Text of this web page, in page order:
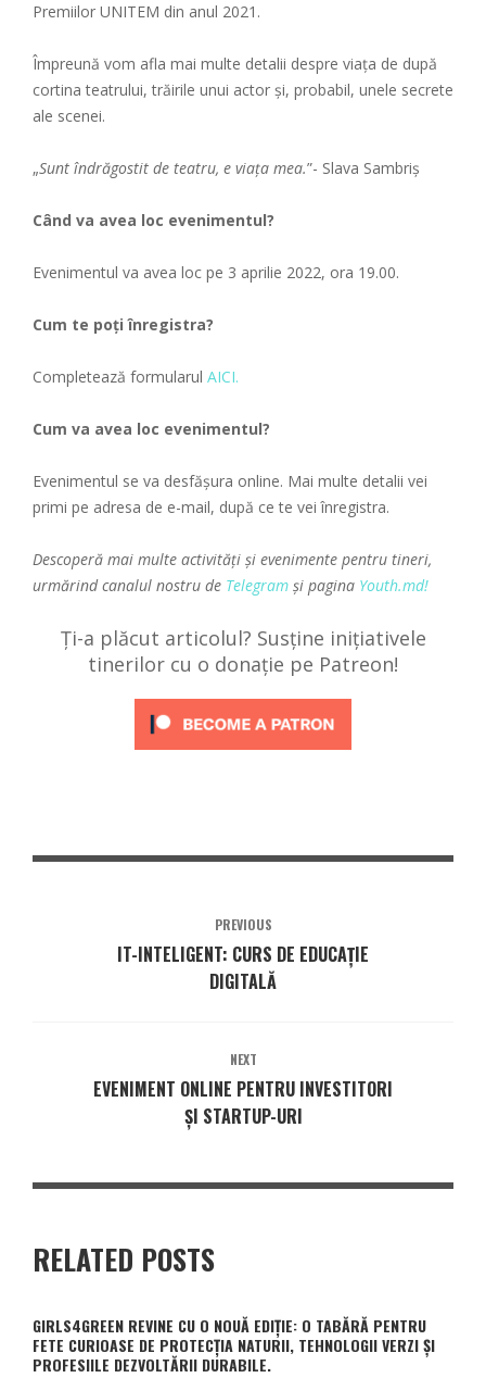
Premiilor UNITEM din anul 2021.
Împreună vom afla mai multe detalii despre viața de după
cortina teatrului, trăirile unui actor și, probabil, unele secrete
ale scenei.
„Sunt îndrăgostit de teatru, e viața mea.”- Slava Sambriș
Când va avea loc evenimentul?
Evenimentul va avea loc pe 3 aprilie 2022, ora 19.00.
Cum te poți înregistra?
Completează formularul AICI.
Cum va avea loc evenimentul?
Evenimentul se va desfășura online. Mai multe detalii vei
primi pe adresa de e-mail, după ce te vei înregistra.
Descoperă mai multe activități și evenimente pentru tineri,
urmărind canalul nostru de Telegram și pagina Youth.md!
Ți-a plăcut articolul? Susține inițiativele
tinerilor cu o donație pe Patreon!
PREVIOUS
IT-INTELIGENT: CURS DE EDUCAȚIE
DIGITALĂ
NEXT
EVENIMENT ONLINE PENTRU INVESTITORI
ȘI STARTUP-URI
RELATED POSTS
GIRLS4GREEN REVINE CU O NOUĂ EDIȚIE: O TABĂRĂ PENTRU
FETE CURIOASE DE PROTECȚIA NATURII, TEHNOLOGII VERZI ȘI
PROFESIILE DEZVOLTĂRII DURABILE.